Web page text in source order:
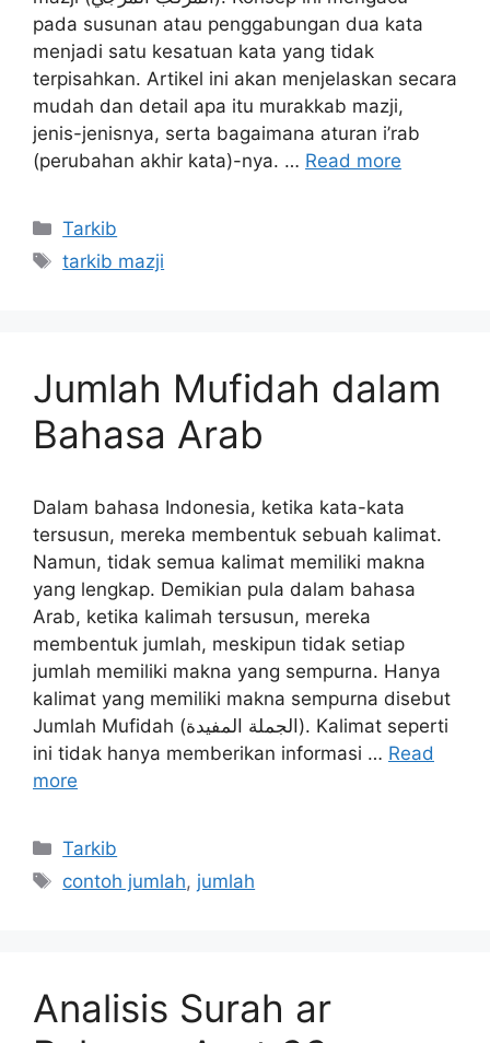
pada susunan atau penggabungan dua kata
menjadi satu kesatuan kata yang tidak
terpisahkan. Artikel ini akan menjelaskan secara
mudah dan detail apa itu murakkab mazji,
jenis-jenisnya, serta bagaimana aturan i’rab
(perubahan akhir kata)-nya. … Read more
Kategori
Tarkib
Tag
tarkib mazji
Jumlah Mufidah dalam
Bahasa Arab
Dalam bahasa Indonesia, ketika kata-kata
tersusun, mereka membentuk sebuah kalimat.
Namun, tidak semua kalimat memiliki makna
yang lengkap. Demikian pula dalam bahasa
Arab, ketika kalimah tersusun, mereka
membentuk jumlah, meskipun tidak setiap
jumlah memiliki makna yang sempurna. Hanya
kalimat yang memiliki makna sempurna disebut
Jumlah Mufidah (الجملة المفيدة). Kalimat seperti
ini tidak hanya memberikan informasi … Read
more
Kategori
Tarkib
Tag
contoh jumlah, jumlah
Analisis Surah ar